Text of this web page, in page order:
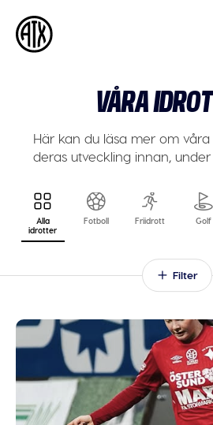
VÅRA
Här kan du läsa mer om
deras utveckling innan,
Alla
idrotter
Fotboll Friidrott Golf
Filter